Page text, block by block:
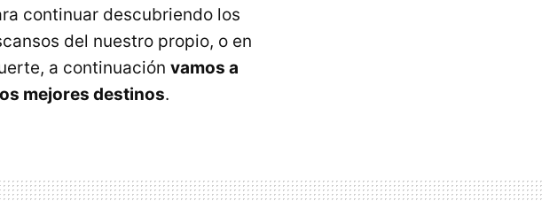
continuar descubriendo los
del nuestro propio, o en
a continuación vamos a
mejores destinos.